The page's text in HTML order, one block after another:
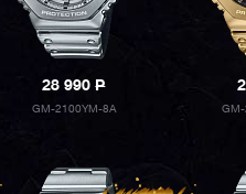
28 990P
GM-2100YM-8A